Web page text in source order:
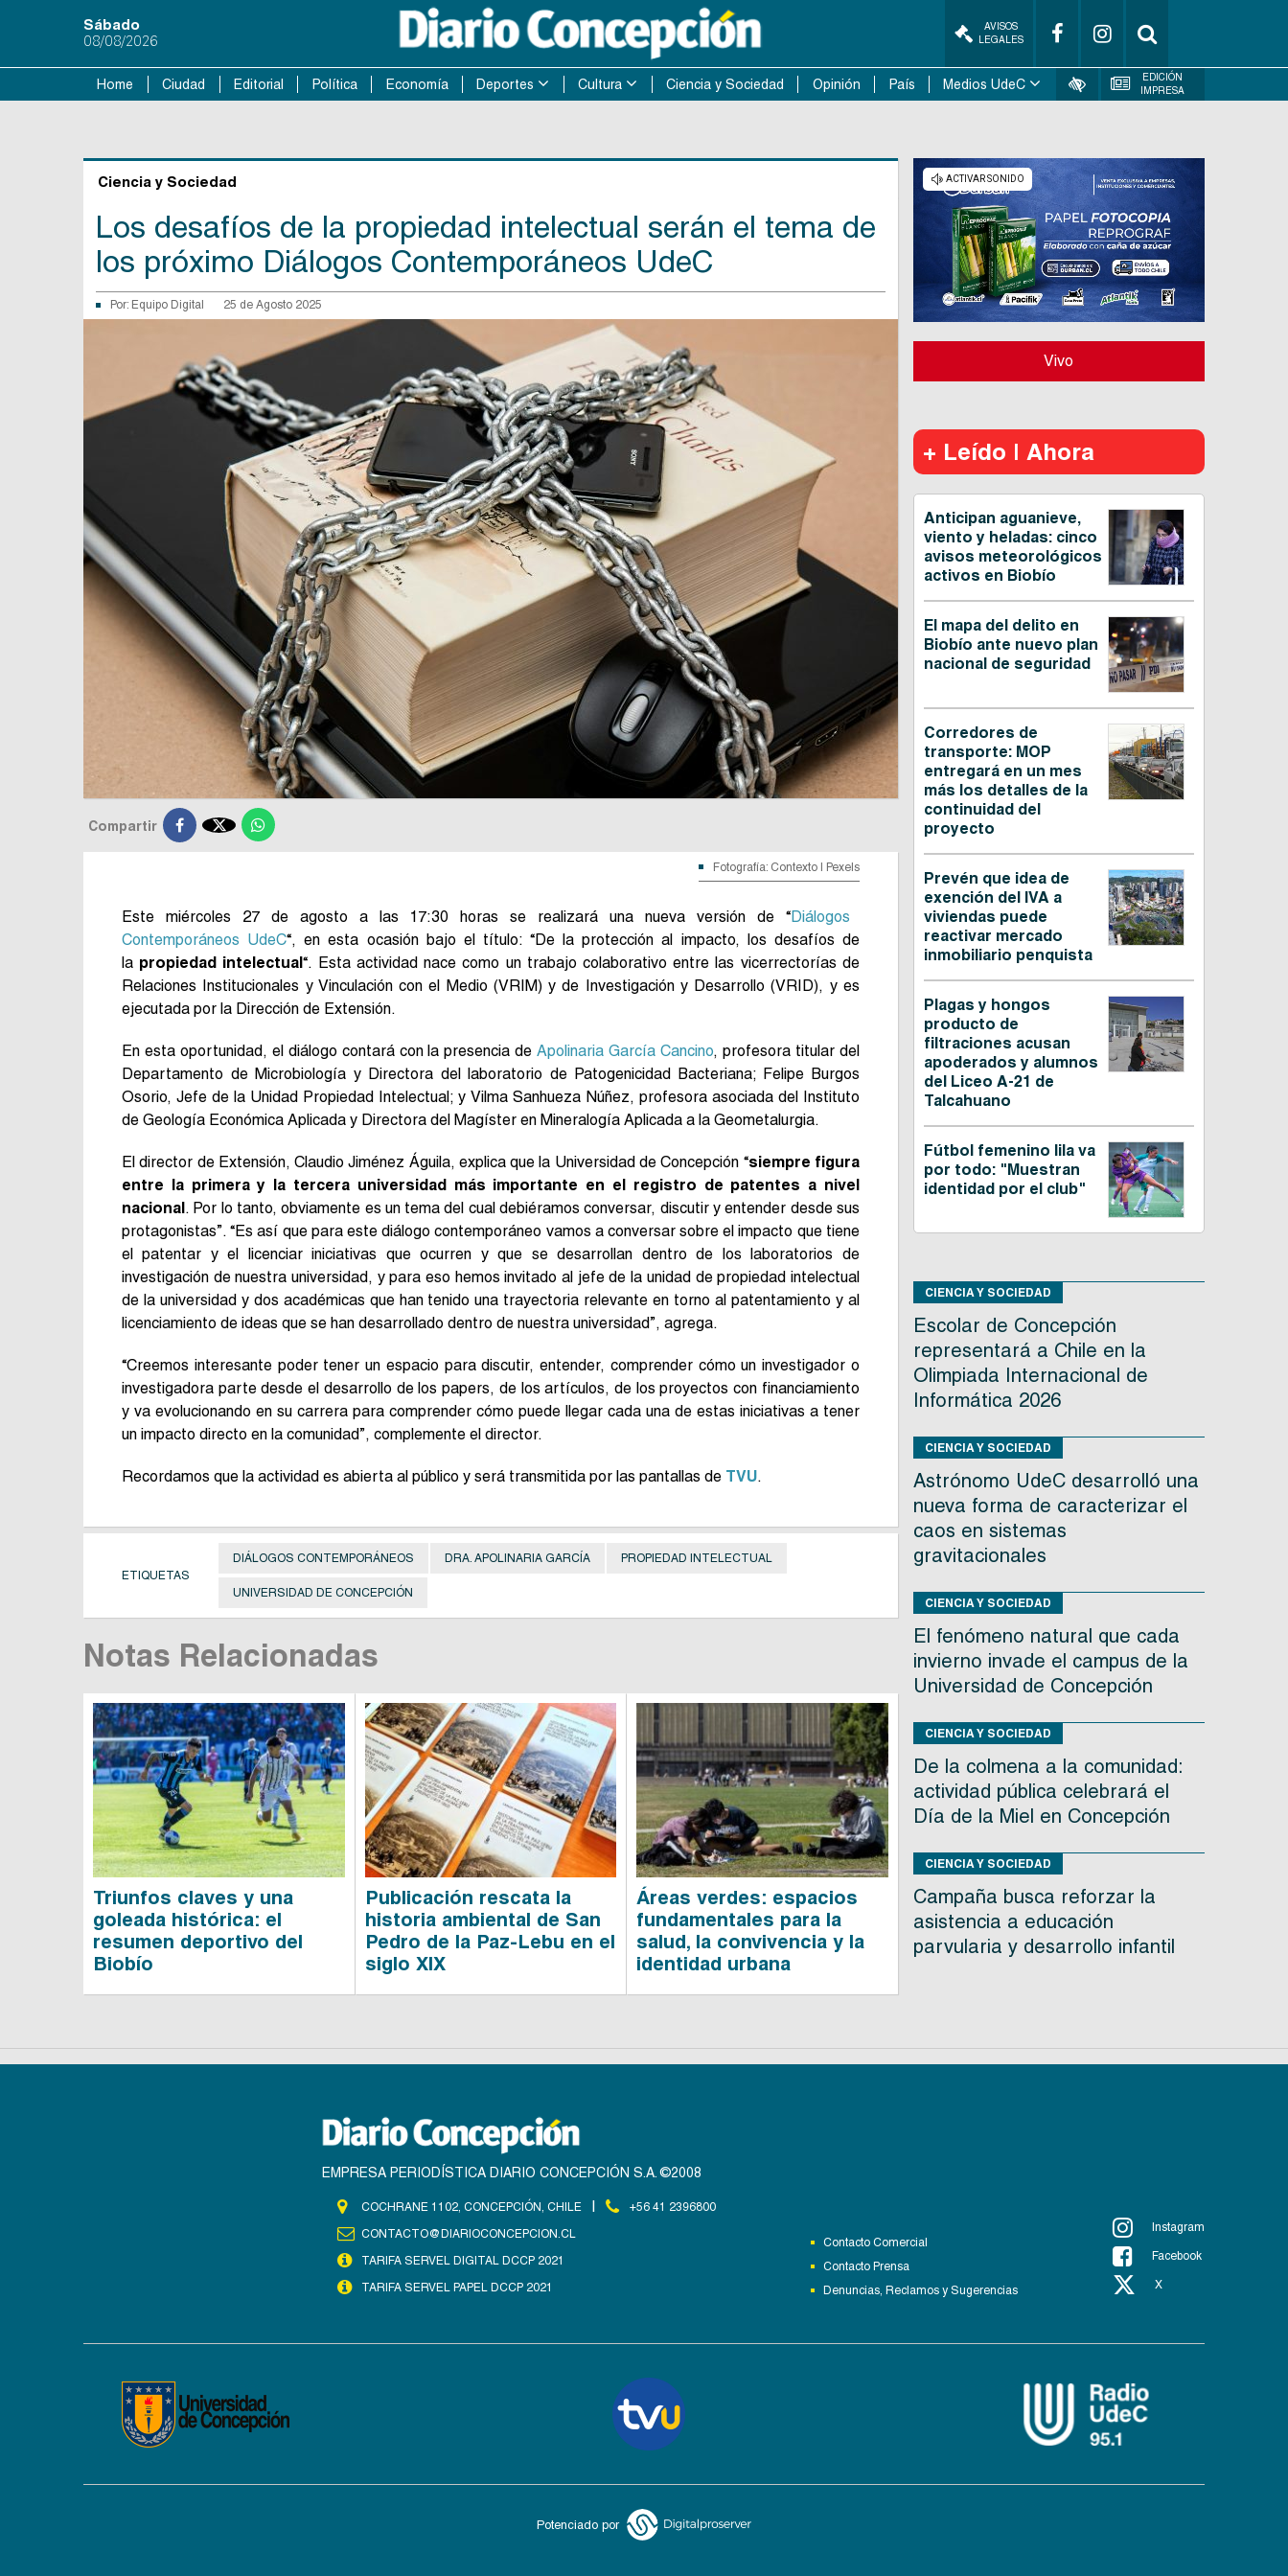
Sábado
08/08/2026
AVISOS
LEGALES
Home Ciudad Editorial Política Economía Deportes Cultura Ciencia y Sociedad Opinión País Medios UdeC
EDICIÓN
IMPRESA
Ciencia y Sociedad
Los desafíos de la propiedad intelectual serán el tema de
los próximo Diálogos Contemporáneos UdeC
Por: Equipo Digital 25 de Agosto 2025
Compartir 
Fotografía: Contexto | Pexels
Este miércoles 27 de agosto a las 17:30 horas se realizará una nueva versión de “Diálogos
Contemporáneos UdeC“, en esta ocasión bajo el título: “De la protección al impacto, los desafíos de
la propiedad intelectual“. Esta actividad nace como un trabajo colaborativo entre las vicerrectorías de
Relaciones Institucionales y Vinculación con el Medio (VRIM) y de Investigación y Desarrollo (VRID), y es
ejecutada por la Dirección de Extensión.
En esta oportunidad, el diálogo contará con la presencia deApolinaria García Cancino, profesora titular del
Departamento de Microbiología y Directora del laboratorio de Patogenicidad Bacteriana; Felipe Burgos
Osorio, Jefe de la Unidad Propiedad Intelectual; y Vilma Sanhueza Núñez, profesora asociada del Instituto
de Geología Económica Aplicada y Directora del Magíster en Mineralogía Aplicada a la Geometalurgia.
El director de Extensión, Claudio Jiménez Águila, explica que la Universidad de Concepción “siempre figura
entre la primera y la tercera universidad más importante en el registro de patentes a nivel
nacional. Por lo tanto, obviamente es un tema del cual debiéramos conversar, discutir y entender desde sus
protagonistas”. “Es así que para este diálogo contemporáneo vamos a conversar sobre el impacto que tiene
el patentar y el licenciar iniciativas que ocurren y que se desarrollan dentro de los laboratorios de
investigación de nuestra universidad, y para eso hemos invitado al jefe de la unidad de propiedad intelectual
de la universidad y dos académicas que han tenido una trayectoria relevante en torno al patentamiento y al
licenciamiento de ideas que se han desarrollado dentro de nuestra universidad”, agrega.
“Creemos interesante poder tener un espacio para discutir, entender, comprender cómo un investigador o
investigadora parte desde el desarrollo de los papers, de los artículos, de los proyectos con financiamiento
y va evolucionando en su carrera para comprender cómo puede llegar cada una de estas iniciativas a tener
un impacto directo en la comunidad”, complemente el director.
Recordamos que la actividad es abierta al público y será transmitida por las pantallas de TVU.
ETIQUETAS
DIÁLOGOS CONTEMPORÁNEOS DRA. APOLINARIA GARCÍA PROPIEDAD INTELECTUAL
UNIVERSIDAD DE CONCEPCIÓN
Notas Relacionadas
Triunfos claves y una
goleada histórica: el
resumen deportivo del
Biobío
Publicación rescata la
historia ambiental de San
Pedro de la Paz-Lebu en el
siglo XIX
Áreas verdes: espacios
fundamentales para la
salud, la convivencia y la
identidad urbana
Vivo
+ Leído | Ahora
Anticipan aguanieve,
viento y heladas: cinco
avisos meteorológicos
activos en Biobío
El mapa del delito en
Biobío ante nuevo plan
nacional de seguridad
Corredores de
transporte: MOP
entregará en un mes
más los detalles de la
continuidad del
proyecto
Prevén que idea de
exención del IVA a
viviendas puede
reactivar mercado
inmobiliario penquista
Plagas y hongos
producto de
filtraciones acusan
apoderados y alumnos
del Liceo A-21 de
Talcahuano
Fútbol femenino lila va
por todo: "Muestran
identidad por el club"
CIENCIA Y SOCIEDAD
Escolar de Concepción
representará a Chile en la
Olimpiada Internacional de
Informática 2026
CIENCIA Y SOCIEDAD
Astrónomo UdeC desarrolló una
nueva forma de caracterizar el
caos en sistemas
gravitacionales
CIENCIA Y SOCIEDAD
El fenómeno natural que cada
invierno invade el campus de la
Universidad de Concepción
CIENCIA Y SOCIEDAD
De la colmena a la comunidad:
actividad pública celebrará el
Día de la Miel en Concepción
CIENCIA Y SOCIEDAD
Campaña busca reforzar la
asistencia a educación
parvularia y desarrollo infantil
EMPRESA PERIODÍSTICA DIARIO CONCEPCIÓN S.A. ©2008
COCHRANE 1102, CONCEPCIÓN, CHILE
+56 41 2396800
CONTACTO@DIARIOCONCEPCION.CL
TARIFA SERVEL DIGITAL DCCP 2021
TARIFA SERVEL PAPEL DCCP 2021
Contacto Comercial
Contacto Prensa
Denuncias, Reclamos y Sugerencias
Instagram
Facebook
X
Potenciado por